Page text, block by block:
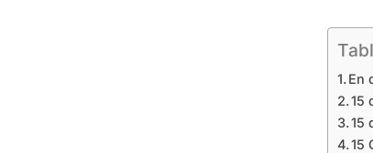
En
15
15
15